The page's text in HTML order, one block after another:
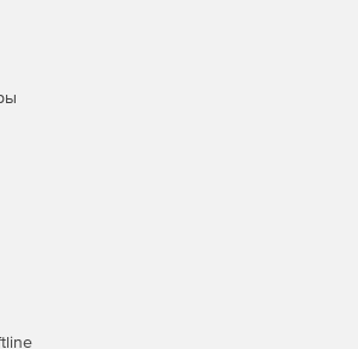
обработка протоколов.
отчетов в Microsoft Excel и
в PDF.
фильтрации и